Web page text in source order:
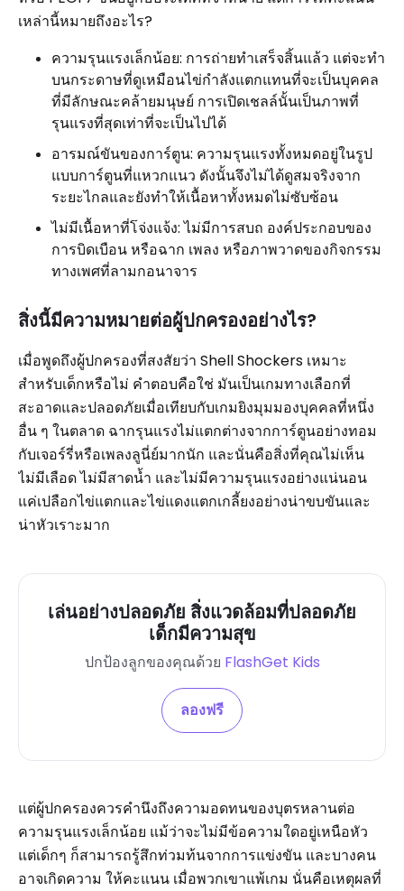
เหล่านี้หมายถึงอะไร?
ความรุนแรงเล็กน้อย: การถ่ายทำเสร็จสิ้นแล้ว แต่จะทำ
บนกระดาษที่ดูเหมือนไข่กำลังแตกแทนที่จะเป็นบุคคล
ที่มีลักษณะคล้ายมนุษย์ การเปิดเชลล์นั้นเป็นภาพที่
รุนแรงที่สุดเท่าที่จะเป็นไปได้
อารมณ์ขันของการ์ตูน: ความรุนแรงทั้งหมดอยู่ในรูป
แบบการ์ตูนที่แหวกแนว ดังนั้นจึงไม่ได้ดูสมจริงจาก
ระยะไกลและยังทำให้เนื้อหาทั้งหมดไม่ซับซ้อน
ไม่มีเนื้อหาที่โจ่งแจ้ง: ไม่มีการสบถ องค์ประกอบของ
การบิดเบือน หรือฉาก เพลง หรือภาพวาดของกิจกรรม
ทางเพศที่ลามกอนาจาร
สิ่งนี้มีความหมายต่อผู้ปกครองอย่างไร?
เมื่อพูดถึงผู้ปกครองที่สงสัยว่า Shell Shockers เหมาะ
สำหรับเด็กหรือไม่ คำตอบคือใช่ มันเป็นเกมทางเลือกที่
สะอาดและปลอดภัยเมื่อเทียบกับเกมยิงมุมมองบุคคลที่หนึ่ง
อื่น ๆ ในตลาด ฉากรุนแรงไม่แตกต่างจากการ์ตูนอย่างทอม
กับเจอร์รี่หรือเพลงลูนี่ย์มากนัก และนั่นคือสิ่งที่คุณไม่เห็น
ไม่มีเลือด ไม่มีสาดน้ำ และไม่มีความรุนแรงอย่างแน่นอน
แค่เปลือกไข่แตกและไข่แดงแตกเกลี้ยงอย่างน่าขบขันและ
น่าหัวเราะมาก
เล่นอย่างปลอดภัย สิ่งแวดล้อมที่ปลอดภัย
เด็กมีความสุข
ปกป้องลูกของคุณด้วย FlashGet Kids
ลองฟรี
แต่ผู้ปกครองควรคำนึงถึงความอดทนของบุตรหลานต่อ
ความรุนแรงเล็กน้อย แม้ว่าจะไม่มีข้อความใดอยู่เหนือหัว
แต่เด็กๆ ก็สามารถรู้สึกท่วมท้นจากการแข่งขัน และบางคน
อาจเกิดความ ให้คะแนน เมื่อพวกเขาแพ้เกม นั่นคือเหตุผลที่